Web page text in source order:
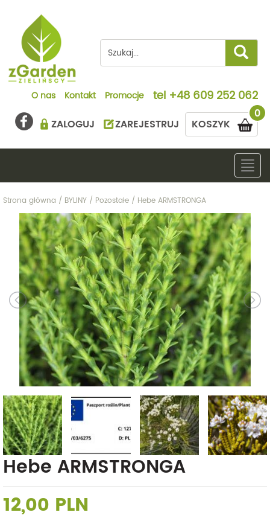
O nas Kontakt Promocje tel +48 609 252 062
0
KOSZYK
ZALOGUJ ZAREJESTRUJ
Strona główna / BYLINY / Pozostałe / Hebe ARMSTRONGA
Hebe ARMSTRONGA
12,00 PLN